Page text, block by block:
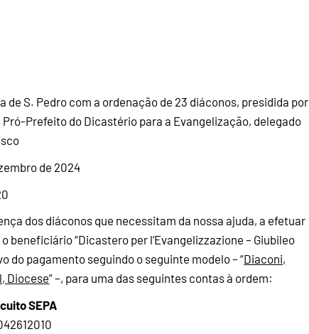
S. Pedro com a ordenação de 23 diáconos, presidida por
Pró-Prefeito do Dicastério para a Evangelização, delegado
de 2024
dos diáconos que necessitam da nossa ajuda, a efetuar
beneficiário “Dicastero per l’Evangelizzazione – Giubileo
do pagamento seguindo o seguinte modelo – “Diaconi,
Diocese” –, para uma das seguintes contas à ordem:
SEPA